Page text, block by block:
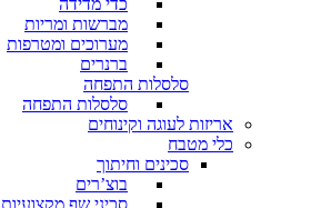
כדי מדידה
מברשות ומריות
מערוכים ומטרפות
ברנרים
סלסלות התפחה
סלסלות התפחה
אריזות לעוגה וקינוחים
כלי מטבח
סכינים וחיתוך
בוצ’רים